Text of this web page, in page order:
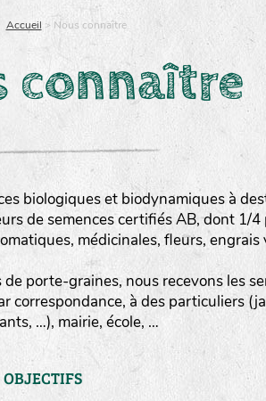
Accueil > Nous connaître
connaître
biologiques et biodynamiques à
de semences certifiés AB, dont 1/
médicinales, fleurs,
porte-graines, nous recevons les
à des particuliers
…), mairie, école, …
OBJECTIFS